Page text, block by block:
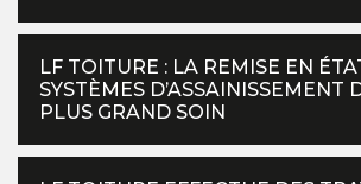
LF TOITURE : LA REMISE EN
SYSTÈMES D’ASSAINISSEMENT
PLUS GRAND SOIN